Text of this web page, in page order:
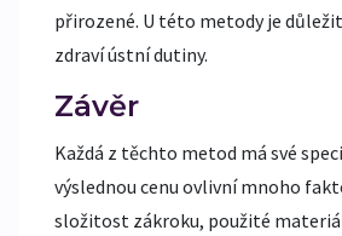
přirozené. U této metody je
zdraví ústní dutiny.
Závěr
Každá z těchto metod má své
výslednou cenu ovlivní mnoho
složitost zákroku, použité